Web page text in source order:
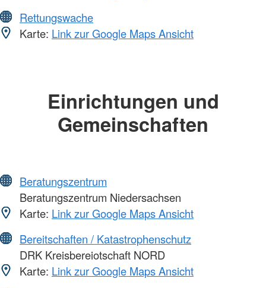
Rettungswache
Karte: Link zur Google Maps Ansicht
Einrichtungen und
Gemeinschaften
Beratungszentrum
Beratungszentrum Niedersachsen
Karte: Link zur Google Maps Ansicht
Bereitschaften / Katastrophenschutz
DRK Kreisbereiotschaft NORD
Karte: Link zur Google Maps Ansicht